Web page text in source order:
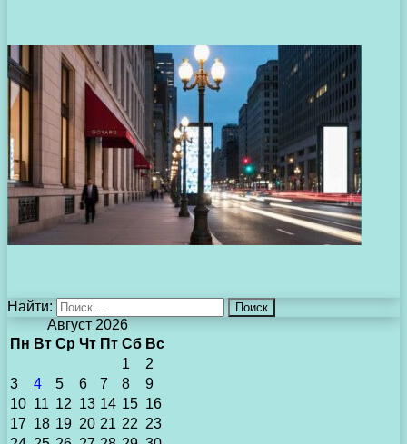
Найти:
Август 2026
Пн Вт Ср Чт Пт Сб Вс
1
2
3
4 5 6 7 8
9
10 11 12 13 14 15 16
17 18 19 20 21 22 23